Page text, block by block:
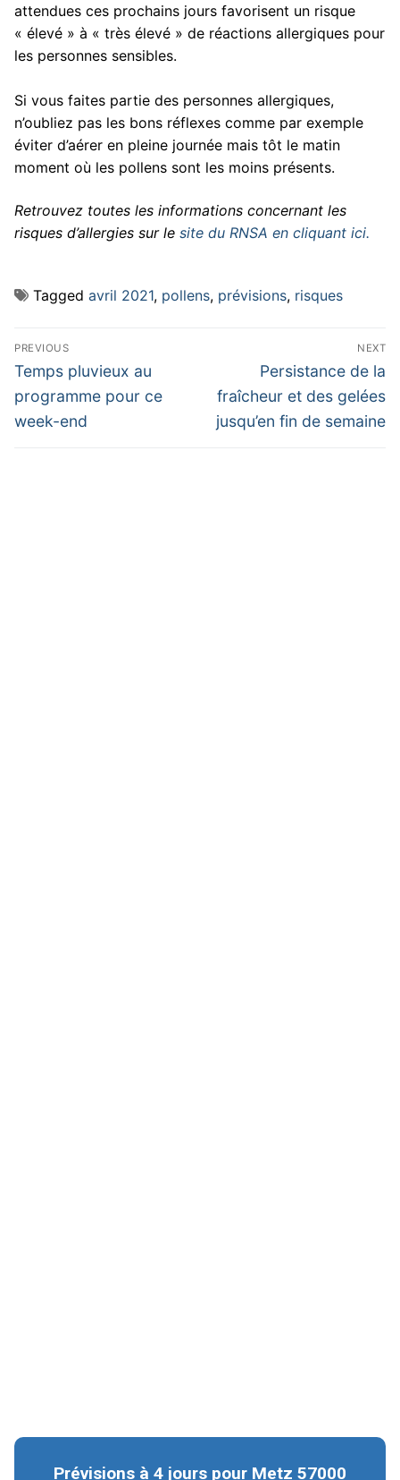
attendues ces prochains jours favorisent un risque
« élevé » à « très élevé » de réactions allergiques pour
les personnes sensibles.
Si vous faites partie des personnes allergiques,
n’oubliez pas les bons réflexes comme par exemple
éviter d’aérer en pleine journée mais tôt le matin
moment où les pollens sont les moins présents.
Retrouvez toutes les informations concernant les
risques d’allergies sur le site du RNSA en cliquant ici.
Tagged avril 2021, pollens, prévisions, risques
Navigation
de
l’article
PREVIOUS
Previous
post:
Temps pluvieux au
programme pour ce
week-end
NEXT
Next
post:
Persistance de la
fraîcheur et des gelées
jusqu’en fin de semaine